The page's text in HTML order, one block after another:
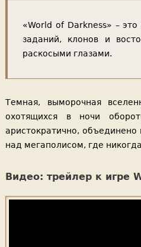
«World of Darkness» –
заданий, клонов и
раскосыми глазами.
Темная, выморочная
охотящихся в ночи
аристократично,
над мегаполисом, где
Видео: трейлер к игре